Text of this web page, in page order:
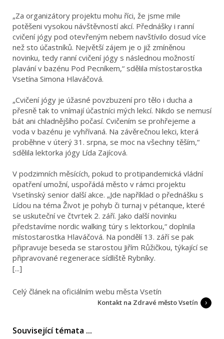
„Za organizátory projektu mohu říci, že jsme mile
potěšeni vysokou návštěvností akcí. Přednášky i ranní
cvičení jógy pod otevřeným nebem navštívilo dosud více
než sto účastníků. Největší zájem je o již zmíněnou
novinku, tedy ranní cvičení jógy s následnou možností
plavání v bazénu Pod Pecníkem,“ sdělila místostarostka
Vsetína Simona Hlaváčová.
„Cvičení jógy je úžasné povzbuzení pro tělo i ducha a
přesně tak to vnímají účastníci mých lekcí. Nikdo se nemusí
bát ani chladnějšího počasí. Cvičením se prohřejeme a
voda v bazénu je vyhřívaná. Na závěrečnou lekci, která
proběhne v úterý 31. srpna, se moc na všechny těším,“
sdělila lektorka jógy Lída Zajícová.
V podzimních měsících, pokud to protipandemická vládní
opatření umožní, uspořádá město v rámci projektu
Vsetínský senior další akce. „Jde například o přednášku s
Lídou na téma Život je pohyb či turnaj v pétanque, které
se uskuteční ve čtvrtek 2. září. Jako další novinku
představíme nordic walking túry s lektorkou,“ doplnila
místostarostka Hlaváčová. Na pondělí 13. září se pak
připravuje beseda se starostou Jiřím Růžičkou, týkající se
připravované regenerace sídliště Rybníky.
[...]
Celý článek na oficiálním webu města Vsetín
Kontakt na Zdravé město Vsetín
Související témata ...